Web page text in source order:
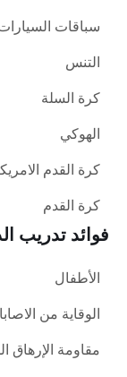
سباقات
التنس
كرة السلة
الهوكي
كرة القدم
كرة القدم
فوائد تدريب
الأطفال
الوقاية من
مقاومة الإرهاق